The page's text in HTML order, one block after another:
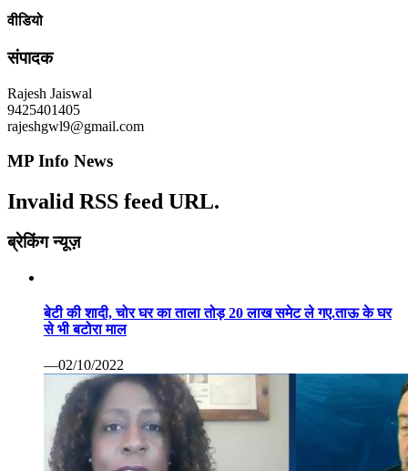
वीडियो
संपादक
Rajesh Jaiswal
9425401405
rajeshgwl9@gmail.com
MP Info News
Invalid RSS feed URL.
ब्रेकिंग न्यूज़
बेटी की शादी, चोर घर का ताला तोड़ 20 लाख समेट ले गए.ताऊ के घर
से भी बटोरा माल
—02/10/2022